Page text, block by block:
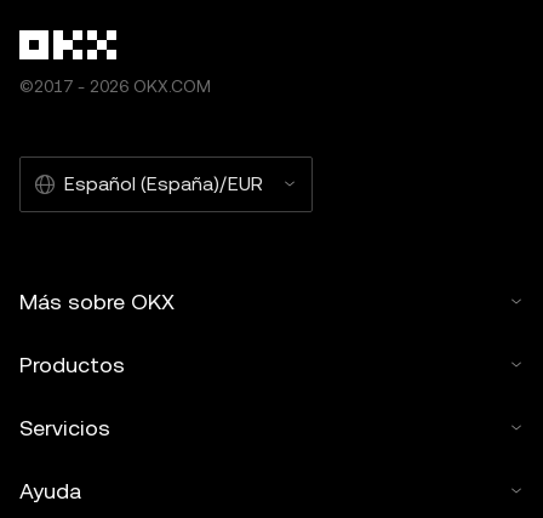
©2017 - 2026 OKX.COM
Español (España)/EUR
Más sobre OKX
Productos
Servicios
Ayuda